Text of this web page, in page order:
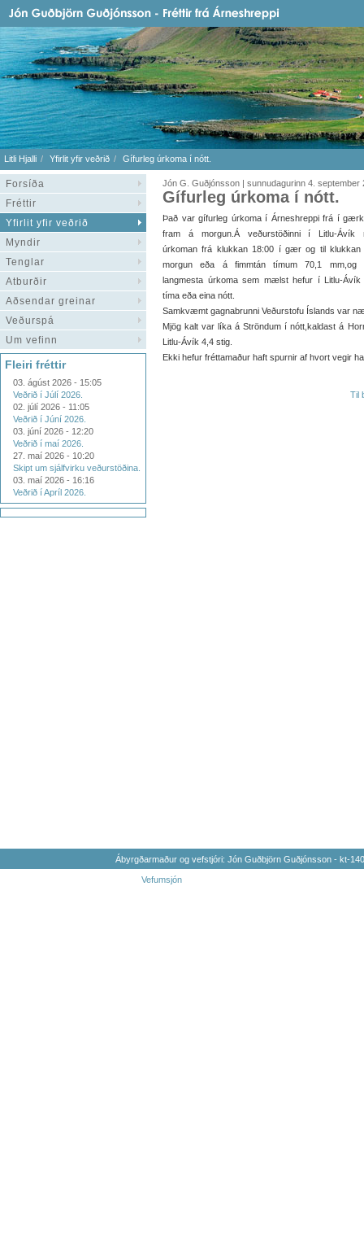
Litli Hjalli Yfirlit yfir veðrið Gífurleg úrkoma í nótt.
Forsíða
Fréttir
Yfirlit yfir veðrið
Myndir
Tenglar
Atburðir
Aðsendar greinar
Veðurspá
Um vefinn
Fleiri fréttir
03. ágúst 2026 - 15:05
Veðrið í Júlí 2026.
02. júlí 2026 - 11:05
Veðrið í Júní 2026.
03. júní 2026 - 12:20
Veðrið í maí 2026.
27. maí 2026 - 10:20
Skipt um sjálfvirku veðurstöðina.
03. maí 2026 - 16:16
Veðrið í Apríl 2026.
Jón G. Guðjónsson | sunnudagurinn 4. september
Gífurleg úrkoma í nótt.
Það var gífurleg úrkoma í Árneshreppi frá í
fram á morgun.Á veðurstöðinni í Litlu-Ávík
úrkoman frá klukkan 18:00 í gær og til klukkan
morgun eða á fimmtán tímum 70,1 mm,og
langmesta úrkoma sem mælst hefur í Litlu-Ávík
tíma eða eina nótt.
Samkvæmt gagnabrunni Veðurstofu Íslands var
Mjög kalt var líka á Ströndum í nótt,kaldast á
Litlu-Ávík 4,4 stig.
Ekki hefur fréttamaður haft spurnir af hvort vegir
Til
Ábyrgðarmaður og vefstjóri: Jón Guðbjörn Guðjónsson - kt-
Vefumsjón